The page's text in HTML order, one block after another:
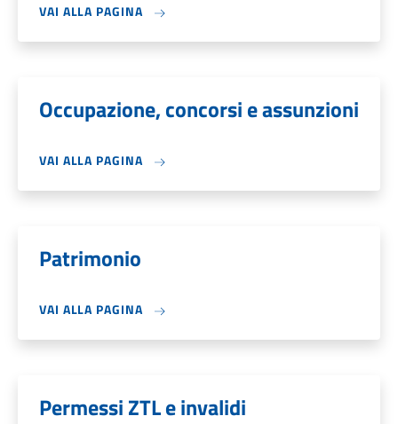
VAI ALLA PAGINA
Occupazione, concorsi e assunzioni
VAI ALLA PAGINA
Patrimonio
VAI ALLA PAGINA
Permessi ZTL e invalidi